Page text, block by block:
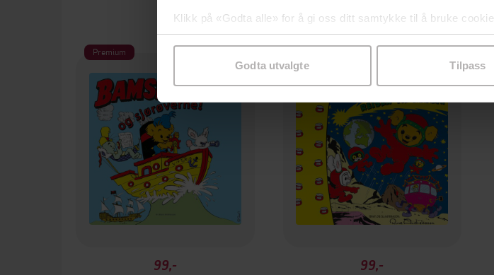
Klikk på «Godta alle» for å gi oss ditt samtykke til å bruke
samtykke til spesifikke formål ved å klikke på «Tilpass». Du
Godta utvalgte Tilpass
Premium
99,-
99,-